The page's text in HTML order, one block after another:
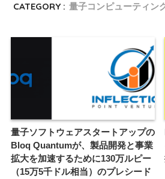
CATEGORY : 量子コンピューティン
量子ソフトウェアスタートアップの
Bloq Quantumが、製品開発と事業
拡大を加速するために130万ルピー
（15万5千ドル相当）のプレシード